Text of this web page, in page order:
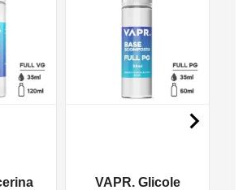
VAPR. Glicole
